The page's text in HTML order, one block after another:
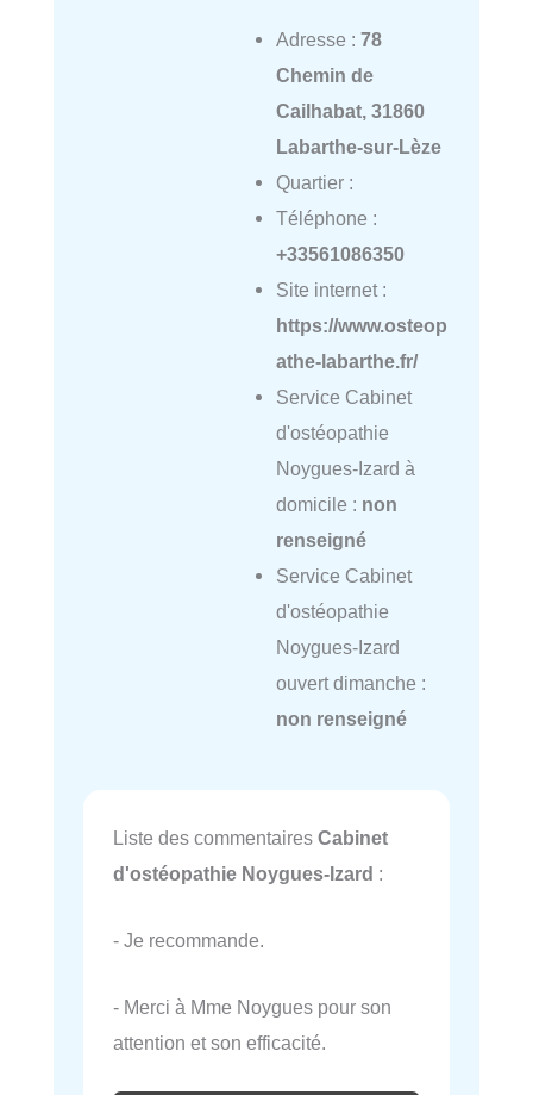
Adresse : 78
Chemin de
Cailhabat, 31860
Labarthe-sur-Lèze
Quartier :
Téléphone :
+33561086350
Site internet :
https://www.osteop
athe-labarthe.fr/
Service Cabinet
d'ostéopathie
Noygues-Izard à
domicile : non
renseigné
Service Cabinet
d'ostéopathie
Noygues-Izard
ouvert dimanche :
non renseigné
Liste des commentaires Cabinet
d'ostéopathie Noygues-Izard :
- Je recommande.
- Merci à Mme Noygues pour son
attention et son efficacité.